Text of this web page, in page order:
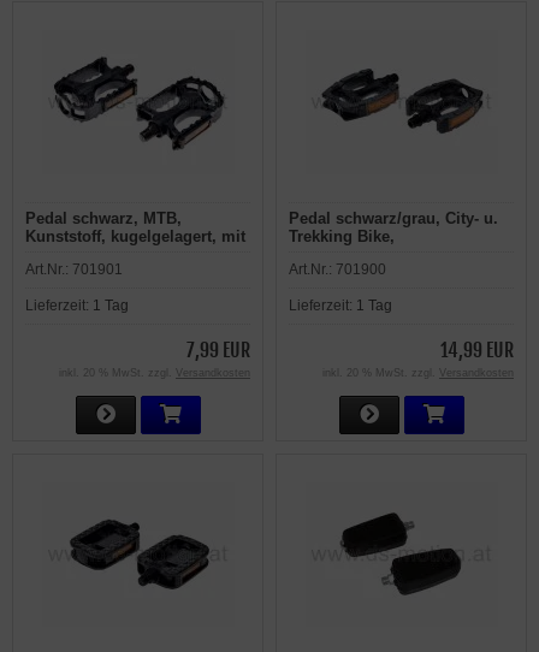
Pedal schwarz, MTB,
Kunststoff, kugelgelagert, mit
Art.Nr.: 701901
Lieferzeit: 1 Tag
7,99 EUR
inkl. 20 % MwSt. zzgl. Versandkosten
Pedal schwarz/grau, City- u.
Trekking Bike,
Reflektor, Achse aus Stahl,
Art.Nr.: 701900
Lieferzeit: 1 Tag
14,99 EUR
inkl. 20 % MwSt. zzgl. Versandkosten